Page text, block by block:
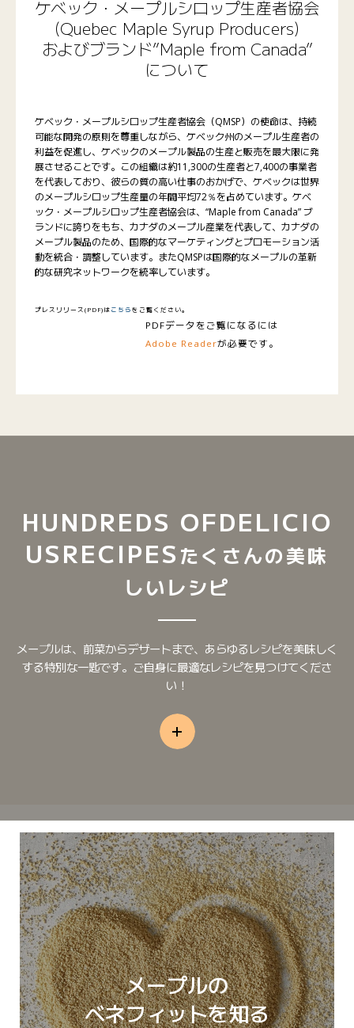
ケベック・メープルシロップ生産者協会
(Quebec Maple Syrup Producers)
およびブランド”Maple from Canada”
について
ケベック・メープルシロップ生産者協会（QMSP）の使命は、持続
可能な開発の原則を尊重しながら、ケベック州のメープル生産者の
利益を促進し、ケベックのメープル製品の生産と販売を最大限に発
展させることです。この組織は約11,300の生産者と7,400の事業者
を代表しており、彼らの質の高い仕事のおかげで、ケベックは世界
のメープルシロップ生産量の年間平均72％を占めています。ケベ
ック・メープルシロップ生産者協会は、“Maple from Canada” ブ
ランドに誇りをもち、カナダのメープル産業を代表して、カナダの
メープル製品のため、国際的なマーケティングとプロモーション活
動を統合・調整しています。またQMSPは国際的なメープルの革新
的な研究ネットワークを統率しています。
プレスリリース(PDF)は こちら をご覧ください。
PDFデータをご覧になるには
Adobe Readerが必要です。
HUNDREDS OFDELICIO
USRECIPES たくさんの美味
しいレシピ
メープルは、前菜からデザートまで、あらゆるレシピを美味しく
する特別な一匙です。ご自身に最適なレシピを見つけてくださ
い！
メープルの
ベネフィットを知る